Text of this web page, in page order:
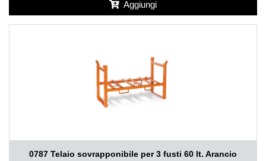
Aggiungi
0787 Telaio sovrapponibile per 3 fusti 60 lt. Arancio